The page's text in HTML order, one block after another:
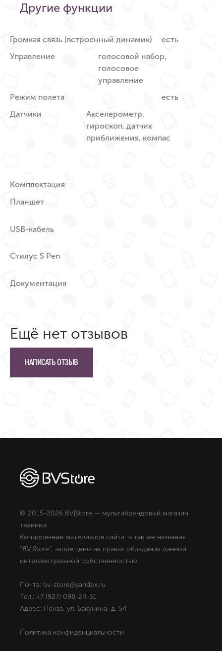
Другие функции
Громкая связь (встроенный динамик)
есть
Управление
голосовой набор,
голосовое
управление
Режим полета
есть
Датчики
Акселерометр,
гироскоп, датчик
приближения, компас
Комплектация
Планшет
USB-кабель
Стилус S Pen
Документация
Ещё нет отзывов
НАПИСАТЬ ОТЗЫВ
© 2015-2026 BV|Store — мультибрендовый магазин
техники.
Копирование материалов сайта, а так же названия
"BV|Store", запрещено на правах обладания данной
интеллектуальной собственностью.
Почта: bv-store@yandex.ru
Тел.: +7 (927) 098-24-31
Адрес: Пенза, ул. Бакунина, д. 54
Политика конфиденциальности